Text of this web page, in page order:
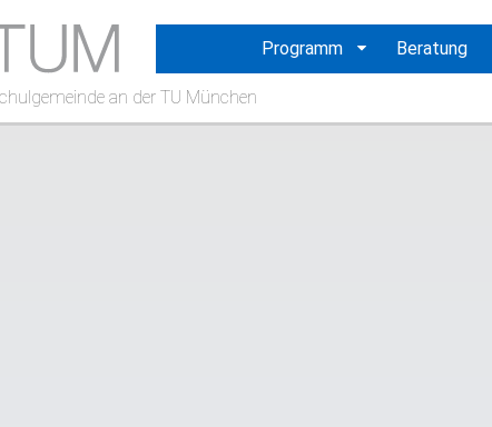
an der TU München
Programm Beratung